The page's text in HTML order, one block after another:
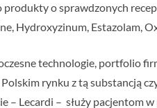
produkty o sprawdzonych
Hydroxyzinum, Estazolam,
technologie, portfolio
rynku z tą substancją
Lecardi – służy pacjentom